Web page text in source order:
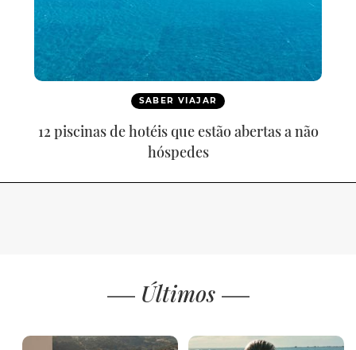
SABER VIAJAR
12 piscinas de hotéis que estão abertas a não
hóspedes
Últimos